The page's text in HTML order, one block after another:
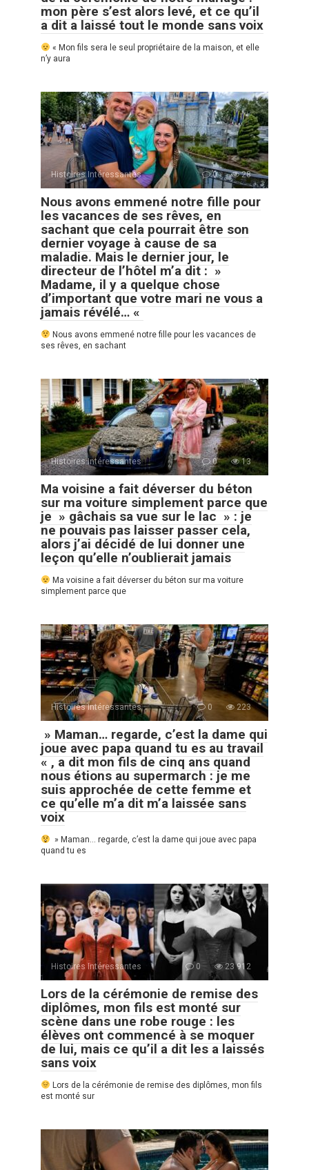
mon père s’est alors levé, et ce qu’il
a dit a laissé tout le monde sans voix
« Mon fils sera le seul propriétaire de la maison, et elle
n’y aura
Histoires Intéressantes 0 28
Nous avons emmené notre fille pour
les vacances de ses rêves, en
sachant que cela pourrait être son
dernier voyage à cause de sa
maladie. Mais le dernier jour, le
directeur de l’hôtel m’a dit : »
Madame, il y a quelque chose
d’important que votre mari ne vous a
jamais révélé… «
Nous avons emmené notre fille pour les vacances de
ses rêves, en sachant
Histoires Intéressantes 0 13
Ma voisine a fait déverser du béton
sur ma voiture simplement parce que
je » gâchais sa vue sur le lac » : je
ne pouvais pas laisser passer cela,
alors j’ai décidé de lui donner une
leçon qu’elle n’oublierait jamais
Ma voisine a fait déverser du béton sur ma voiture
simplement parce que
Histoires Intéressantes 0 223
» Maman… regarde, c’est la dame qui
joue avec papa quand tu es au travail
« , a dit mon fils de cinq ans quand
nous étions au supermarch : je me
suis approchée de cette femme et
ce qu’elle m’a dit m’a laissée sans
voix
» Maman… regarde, c’est la dame qui joue avec papa
quand tu es
Histoires Intéressantes 0 23 912
Lors de la cérémonie de remise des
diplômes, mon fils est monté sur
scène dans une robe rouge : les
élèves ont commencé à se moquer
de lui, mais ce qu’il a dit les a laissés
sans voix
Lors de la cérémonie de remise des diplômes, mon fils
est monté sur